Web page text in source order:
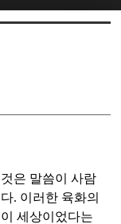
은 말씀이 사람
. 이러한 육화의
세상이었다는
5
5